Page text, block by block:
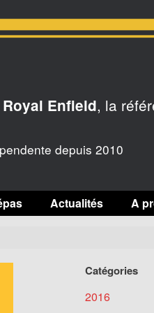
Enfield, la
depuis 2010
Actualités A
Catégories
2016